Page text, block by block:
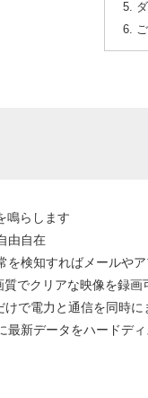
鳴らします
由自在
を検知すればメールや
でクリアな映像を録画
で電力と通信を同時
最新データをハードデ